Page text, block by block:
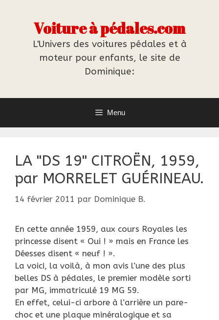
Voiture à pédales.com
L'Univers des voitures pédales et à
moteur pour enfants, le site de
Dominique:
Menu
LA "DS 19" CITROËN, 1959,
par MORRELET GUÉRINEAU.
14 février 2011 par Dominique B.
En cette année 1959, aux cours Royales les
princesse disent « Oui ! » mais en France les
Déesses disent « neuf ! ».
La voici, la voilà, à mon avis l’une des plus
belles DS à pédales, le premier modèle sorti
par MG, immatriculé 19 MG 59.
En effet, celui-ci arbore à l’arrière un pare-
choc et une plaque minéralogique et sa